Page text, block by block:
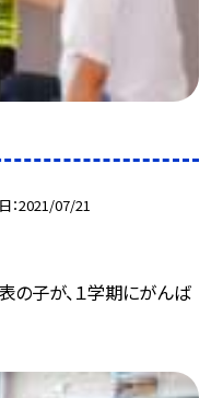
2021/07/21
の子が、１学期にがんば